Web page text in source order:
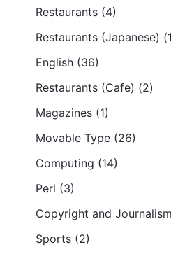
Restaurants (4)
Restaurants (Japanese)
English (36)
Restaurants (Cafe) (2)
Magazines (1)
Movable Type (26)
Computing (14)
Perl (3)
Copyright and
Sports (2)